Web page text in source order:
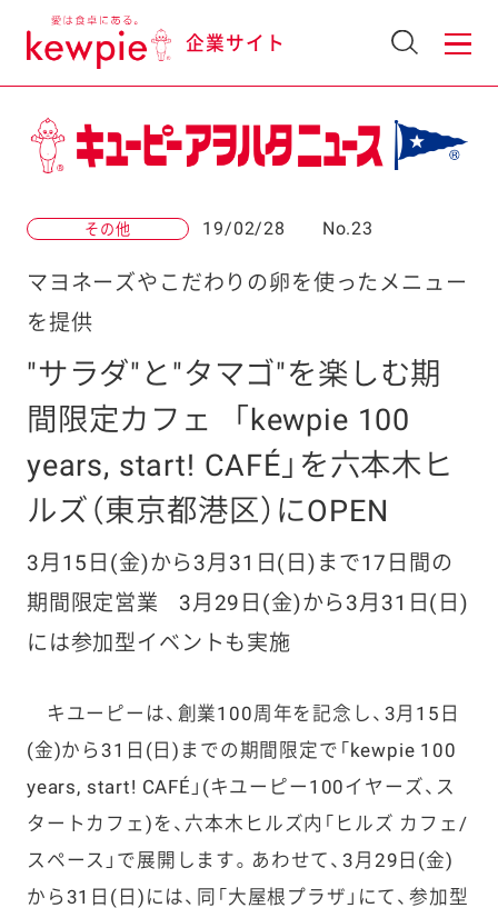
企業サイト
その他 19/02/28 No.23
マヨネーズやこだわりの卵を使ったメニュー
を提供
"サラダ"と"タマゴ"を楽しむ期
間限定カフェ
「kewpie 100
years, start! CAFÉ」を六本木ヒ
ルズ（東京都港区）にOPEN
3月15日(金)から3月31日(日)まで17日間の
期間限定営業
3月29日(金)から3月31日(日)
には参加型イベントも実施
キユーピーは、創業100周年を記念し、3月15日
(金)から31日(日)までの期間限定で「kewpie 100
years, start! CAFÉ」(キユーピー100イヤーズ、ス
タートカフェ)を、六本木ヒルズ内「ヒルズ カフェ/
スペース」で展開します。あわせて、3月29日(金)
から31日(日)には、同「大屋根プラザ」にて、参加型